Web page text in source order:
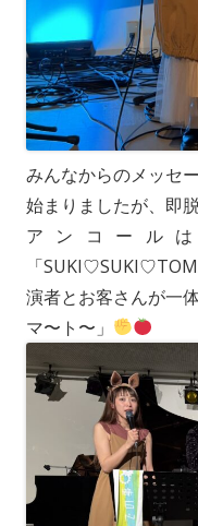
みんなからのメッセ
始まりましたが、即
アンコール
「
演者とお客さんが一
マ〜ト〜」